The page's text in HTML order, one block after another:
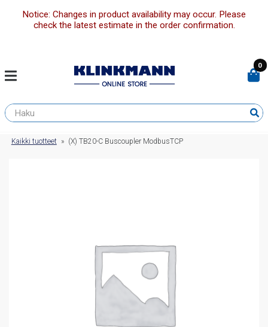
Notice: Changes in product availability may occur. Please
check the latest estimate in the order confirmation.
0
Kaikki tuotteet » (X) TB20-C Buscoupler ModbusTCP